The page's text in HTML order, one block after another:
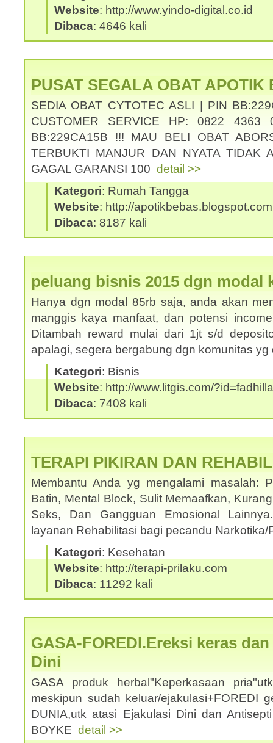
Website: http://www.yindo-digital.co.id
Dibaca: 4646 kali
PUSAT SEGALA OBAT APOTIK
SEDIA OBAT CYTOTEC ASLI | PIN
CUSTOMER SERVICE HP: 0822 4363
BB:229CA15B !!! MAU BELI OBAT
TERBUKTI MANJUR DAN NYATA TIDAK
GAGAL GARANSI 100 detail >>
Kategori: Rumah Tangga
Website: http://apotikbebas.blogspot.com
Dibaca: 8187 kali
peluang bisnis 2015 dgn modal
Hanya dgn modal 85rb saja, anda akan
manggis kaya manfaat, dan potensi
Ditambah reward mulai dari 1jt s/d
apalagi, segera bergabung dgn komunitas
Kategori: Bisnis
Website: http://www.litgis.com/
Dibaca: 7408 kali
TERAPI PIKIRAN DAN
Membantu Anda yg mengalami masalah:
Batin, Mental Block, Sulit Memaafkan,
Seks, Dan Gangguan Emosional
layanan Rehabilitasi bagi pecandu
Kategori: Kesehatan
Website: http://terapi-prilaku.com
Dibaca: 11292 kali
GASA-FOREDI.Ereksi keras
Dini
GASA produk herbal"Keperkasaan
meskipun sudah keluar/ejakulasi+FOREDI
DUNIA,utk atasi Ejakulasi Dini dan
BOYKE detail >>